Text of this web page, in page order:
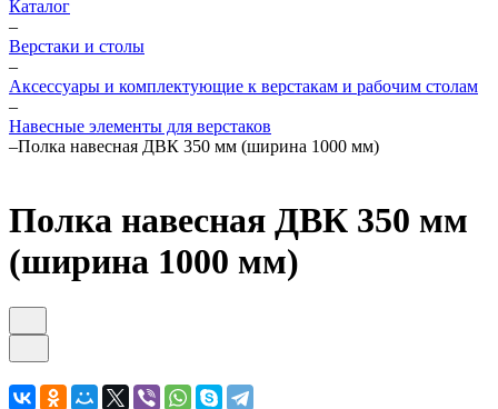
Каталог
–
Верстаки и столы
–
Аксессуары и комплектующие к верстакам и рабочим столам
–
Навесные элементы для верстаков
–Полка навесная ДВК 350 мм (ширина 1000 мм)
Полка навесная ДВК 350 мм
(ширина 1000 мм)